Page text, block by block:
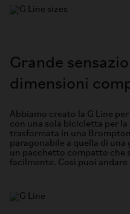
Grande
dimensioni
Abbiamo creato la G Line
con una sola bicicletta per
trasformata in una
paragonabile a quella di una
un pacchetto compatto che
facilmente. Così puoi andare